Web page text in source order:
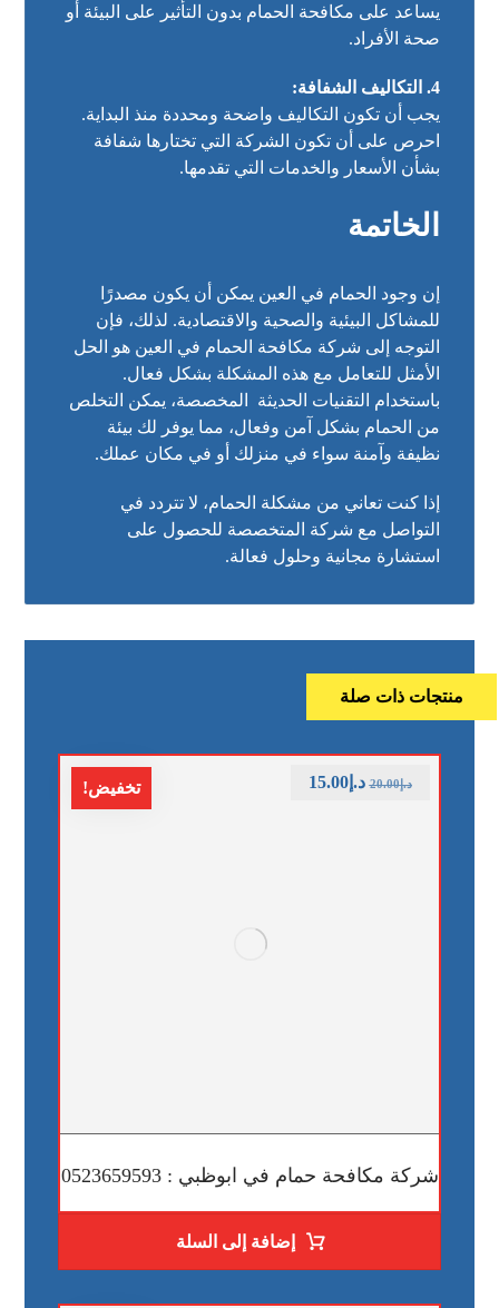
يساعد على مكافحة الحمام بدون التأثير على البيئة أو
صحة الأفراد.
4. التكاليف الشفافة:
يجب أن تكون التكاليف واضحة ومحددة منذ البداية.
احرص على أن تكون الشركة التي تختارها شفافة
بشأن الأسعار والخدمات التي تقدمها.
الخاتمة
إن وجود الحمام في العين يمكن أن يكون مصدرًا
للمشاكل البيئية والصحية والاقتصادية. لذلك، فإن
التوجه إلى شركة مكافحة الحمام في العين هو الحل
الأمثل للتعامل مع هذه المشكلة بشكل فعال.
باستخدام التقنيات الحديثة المخصصة، يمكن التخلص
من الحمام بشكل آمن وفعال، مما يوفر لك بيئة
نظيفة وآمنة سواء في منزلك أو في مكان عملك.
إذا كنت تعاني من مشكلة الحمام، لا تتردد في
التواصل مع شركة المتخصصة للحصول على
استشارة مجانية وحلول فعالة.
منتجات ذات صلة
تخفيض!
شركة مكافحة حمام في ابوظبي : 0523659593
د.إ20.00 د.إ15.00
إضافة إلى السلة